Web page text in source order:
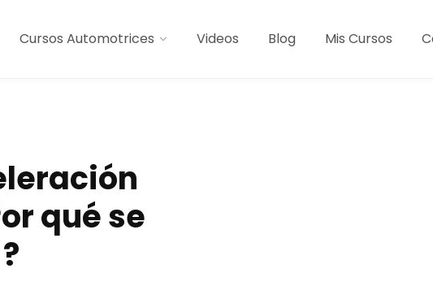
Cursos Automotrices Videos Blog Mis Cursos
qué se